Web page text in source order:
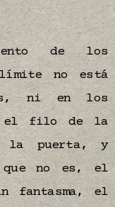
de los
no está
ni en los
el filo de la
la puerta, y
no es, el
fantasma, el